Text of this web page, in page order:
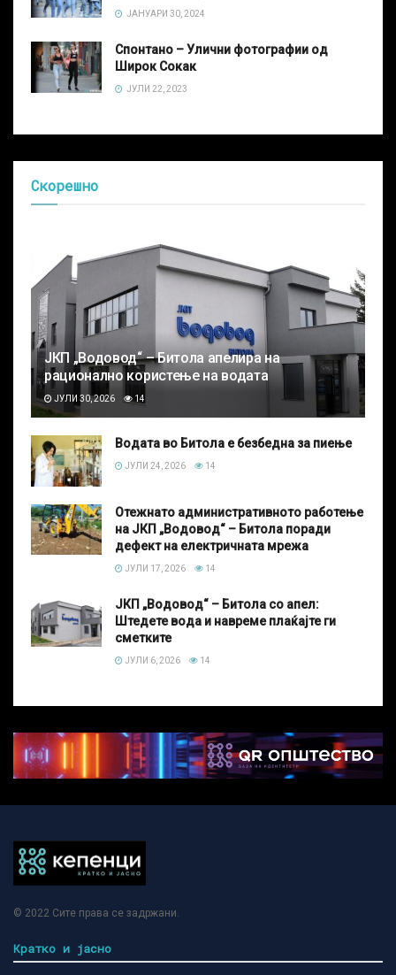
ЈАНУАРИ 30, 2024
Спонтано – Улични фотографии од
Широк Сокак
ЈУЛИ 22, 2023
Скорешно
ЈКП „Водовод“ – Битола апелира на
рационално користење на водата
ЈУЛИ 30, 2026 14
Водата во Битола е безбедна за пиење
ЈУЛИ 24, 2026 14
Отежнато административното работење
на ЈКП „Водовод“ – Битола поради
дефект на електричната мрежа
ЈУЛИ 17, 2026 14
ЈКП „Водовод“ – Битола со апел:
Штедете вода и навреме плаќајте ги
сметките
ЈУЛИ 6, 2026 14
© 2022 Сите права се задржани.
Кратко и јасно